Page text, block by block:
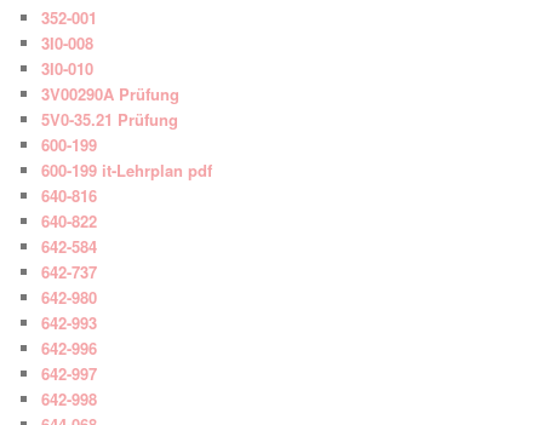
352-001
3I0-008
3I0-010
3V00290A Prüfung
5V0-35.21 Prüfung
600-199
600-199 it-Lehrplan pdf
640-816
640-822
642-584
642-737
642-980
642-993
642-996
642-997
642-998